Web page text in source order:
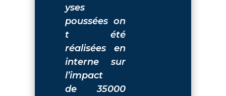
yses
poussées on
t été
réalisées en
interne sur
l’impact
de 35000